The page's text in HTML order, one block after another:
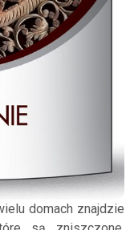
domach znajdzie